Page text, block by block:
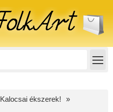
Kalocsai ékszerek!